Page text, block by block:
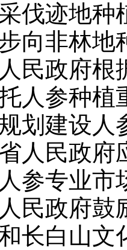
伐迹地种
向非林地
政府根
人参种植
划建设人
民政府
参专业市
政府鼓
长白山文